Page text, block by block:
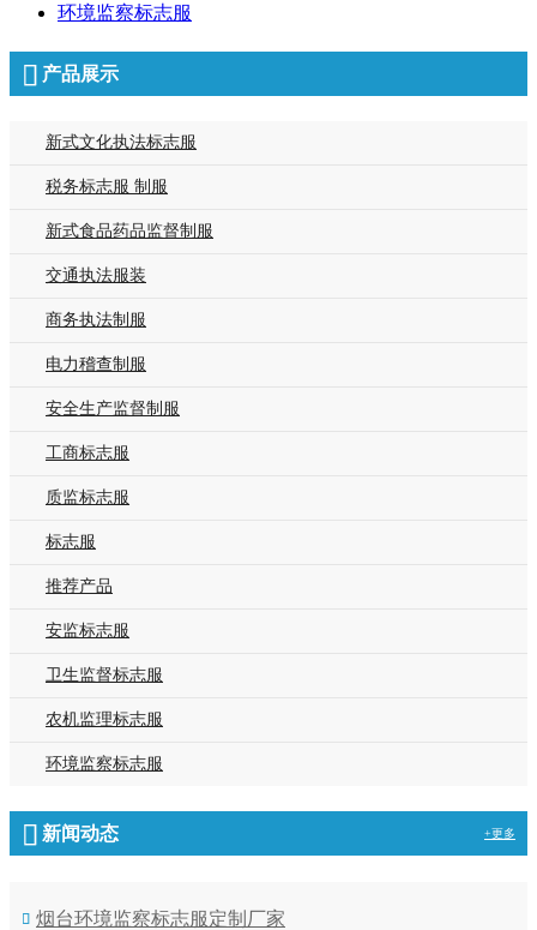
环境监察标志服
产品展示
新式文化执法标志服
税务标志服 制服
新式食品药品监督制服
交通执法服装
商务执法制服
电力稽查制服
安全生产监督制服
工商标志服
质监标志服
标志服
推荐产品
安监标志服
卫生监督标志服
农机监理标志服
环境监察标志服
新闻动态 +更多
烟台环境监察标志服定制厂家